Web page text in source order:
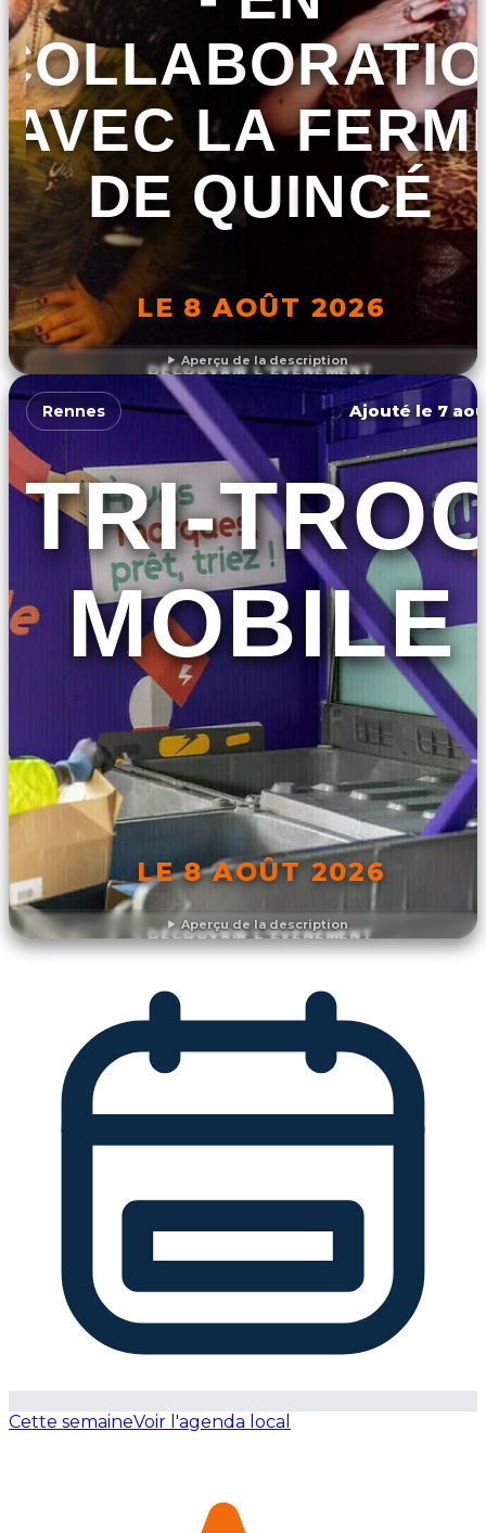
Aperçu de la description
AVEC LA
DE QUINCÉ
LE 8 AOÛT 2026
DÉCOUVRIR L'ÉVÉNEMENT
Aperçu de la description
Rennes Ajouté le 7
TRI-
MOBILE
LE 8 AOÛT 2026
DÉCOUVRIR L'ÉVÉNEMENT
Cette semaineVoir l'agenda local